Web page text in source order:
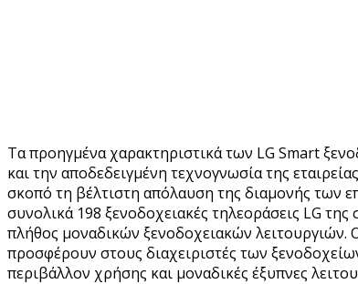
Τα προηγμένα χαρακτηριστικά των LG Smart
και την αποδεδειγμένη τεχνογνωσία της
σκοπό τη βέλτιστη απόλαυση της διαμονής των
συνολικά 198 ξενοδοχειακές τηλεοράσεις LG
πλήθος μοναδικών ξενοδοχειακών λειτουργιών.
προσφέρουν στους διαχειριστές των
περιβάλλον χρήσης και μοναδικές έξυπνες